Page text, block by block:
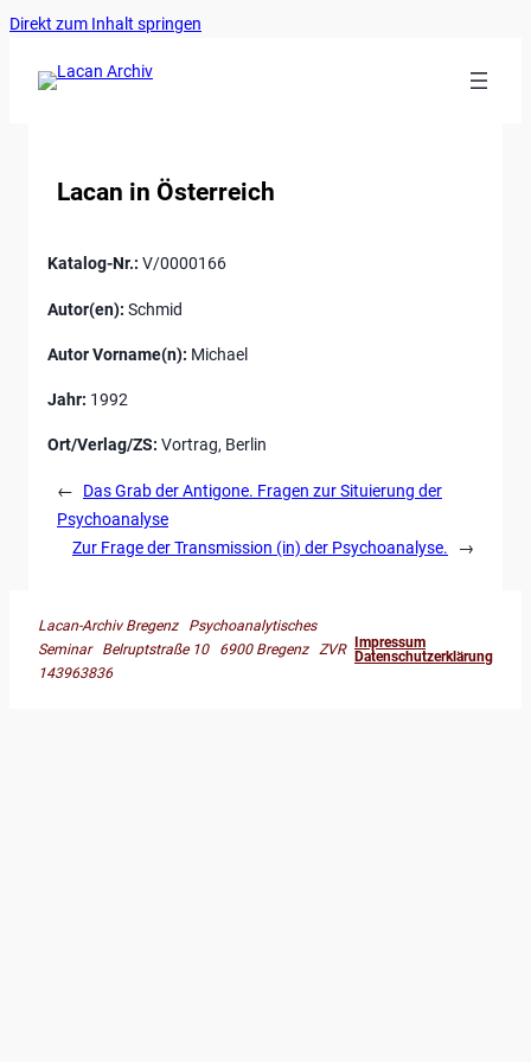
Direkt zum Inhalt springen
Lacan in Österreich
Katalog-Nr.: V/0000166
Autor(en): Schmid
Autor Vorname(n): Michael
Jahr: 1992
Ort/Verlag/ZS: Vortrag, Berlin
←
Das Grab der Antigone. Fragen zur Situierung der
Psychoanalyse
Zur Frage der Transmission (in) der Psychoanalyse.
→
Lacan-Archiv Bregenz Psychoanalytisches
Seminar Belruptstraße 10 6900 Bregenz ZVR
143963836
Impressum
Datenschutzerklärung